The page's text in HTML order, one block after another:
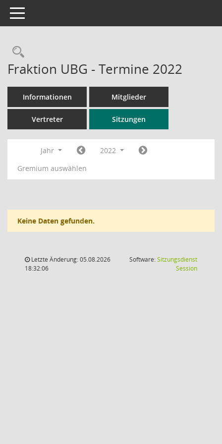
Toggle navigation
Rechercheauswahl
Fraktion UBG - Termine 2022
Informationen Mitglieder
Vertreter Sitzungen
Jahr
2022
Gremium auswählen
Keine Daten gefunden.
Letzte Änderung: 05.08.2026
18:32:06
Software:Sitzungsdienst
Session(Wird in